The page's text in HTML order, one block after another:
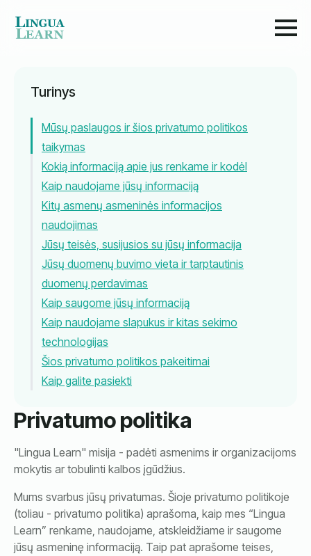
Turinys
Mūsų paslaugos ir šios privatumo politikos
taikymas
Kokią informaciją apie jus renkame ir kodėl
Kaip naudojame jūsų informaciją
Kitų asmenų asmeninės informacijos
naudojimas
Jūsų teisės, susijusios su jūsų informacija
Jūsų duomenų buvimo vieta ir tarptautinis
duomenų perdavimas
Kaip saugome jūsų informaciją
Kaip naudojame slapukus ir kitas sekimo
technologijas
Šios privatumo politikos pakeitimai
Kaip galite pasiekti
Privatumo politika
"Lingua Learn" misija - padėti asmenims ir organizacijoms
mokytis ar tobulinti kalbos įgūdžius.
Mums svarbus jūsų privatumas. Šioje privatumo politikoje
(toliau - privatumo politika) aprašoma, kaip mes “Lingua
Learn” renkame, naudojame, atskleidžiame ir saugome
jūsų asmeninę informaciją. Taip pat aprašome teises,